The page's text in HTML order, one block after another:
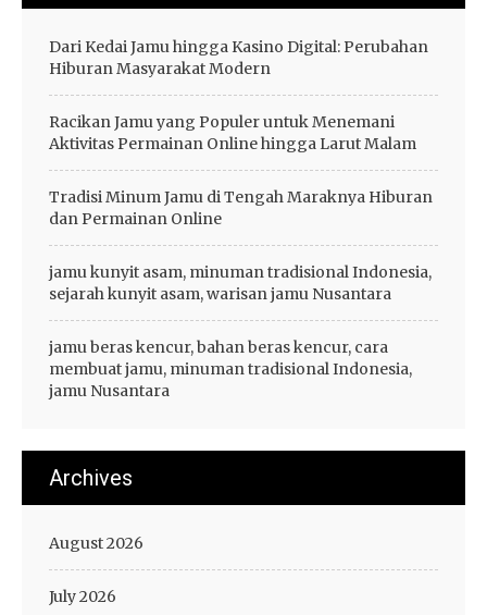
Dari Kedai Jamu hingga Kasino Digital: Perubahan
Hiburan Masyarakat Modern
Racikan Jamu yang Populer untuk Menemani
Aktivitas Permainan Online hingga Larut Malam
Tradisi Minum Jamu di Tengah Maraknya Hiburan
dan Permainan Online
jamu kunyit asam, minuman tradisional Indonesia,
sejarah kunyit asam, warisan jamu Nusantara
jamu beras kencur, bahan beras kencur, cara
membuat jamu, minuman tradisional Indonesia,
jamu Nusantara
Archives
August 2026
July 2026